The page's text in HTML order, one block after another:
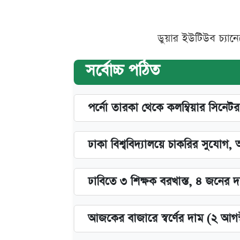
ডুয়ার ইউটিউব
সর্বোচ্চ পঠিত
পর্নো তারকা থেকে কলম্বিয়ার
ঢাকা বিশ্ববিদ্যালয়ে চাকরির
ঢাবিতে ৩ শিক্ষক বরখাস্ত, ৪ জনের
আজকের বাজারে স্বর্ণের দাম (২